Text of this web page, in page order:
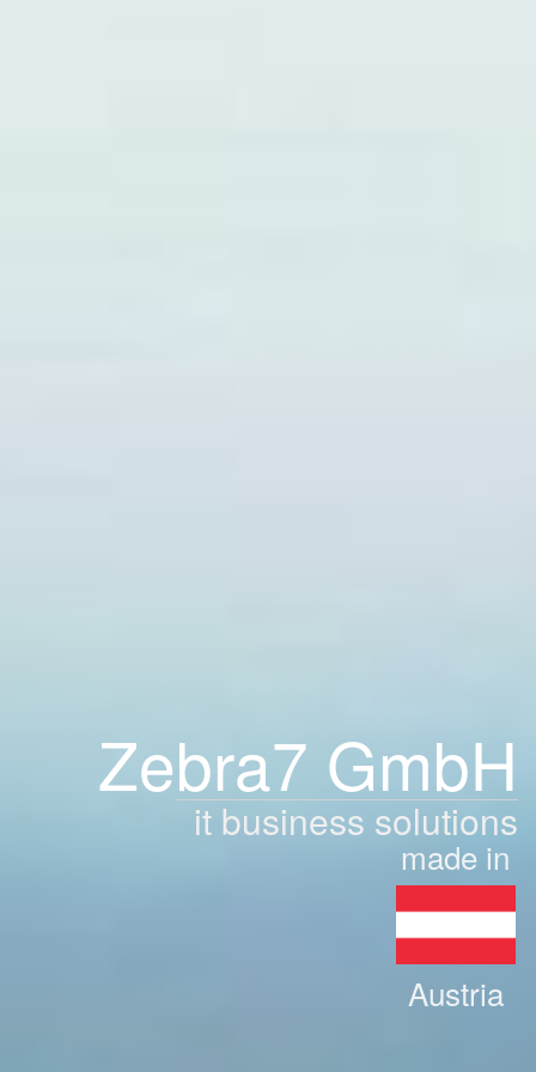
Zebra7 GmbH
it business solutions
made in
Austria